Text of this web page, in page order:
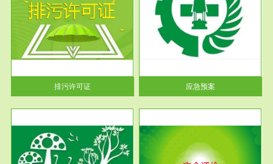
排污许可证
应急预案
根据《中华人民共和国环境保护
法》第十九条 企业事业单位应
当按照...
应急预案
服务范围